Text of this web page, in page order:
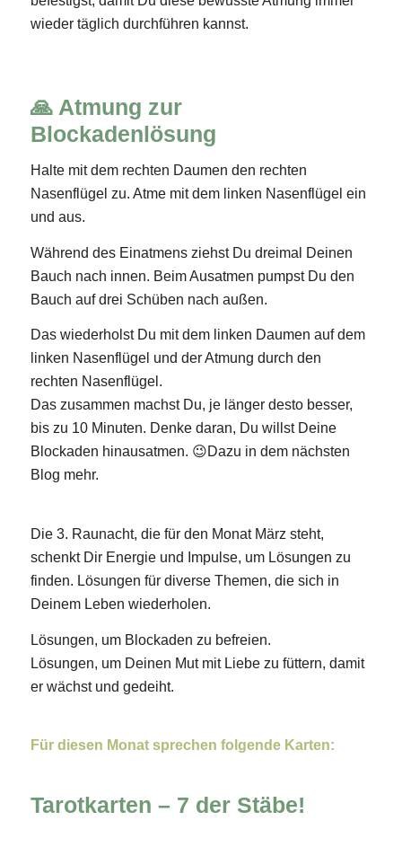
wieder täglich durchführen kannst.
🙏 Atmung zur
Blockadenlösung
Halte mit dem rechten Daumen den rechten
Nasenflügel zu. Atme mit dem linken Nasenflügel ein
und aus.
Während des Einatmens ziehst Du dreimal Deinen
Bauch nach innen. Beim Ausatmen pumpst Du den
Bauch auf drei Schüben nach außen.
Das wiederholst Du mit dem linken Daumen auf dem
linken Nasenflügel und der Atmung durch den
rechten Nasenflügel.
Das zusammen machst Du, je länger desto besser,
bis zu 10 Minuten. Denke daran, Du willst Deine
Blockaden hinausatmen. 😉Dazu in dem nächsten
Blog mehr.
Die 3. Raunacht, die für den Monat März steht,
schenkt Dir Energie und Impulse, um Lösungen zu
finden. Lösungen für diverse Themen, die sich in
Deinem Leben wiederholen.
Lösungen, um Blockaden zu befreien.
Lösungen, um Deinen Mut mit Liebe zu füttern, damit
er wächst und gedeiht.
Für diesen Monat sprechen folgende Karten:
Tarotkarten – 7 der Stäbe!